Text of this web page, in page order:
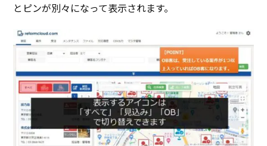
とピンが別々になって表示されます。